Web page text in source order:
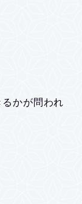
かが問われ